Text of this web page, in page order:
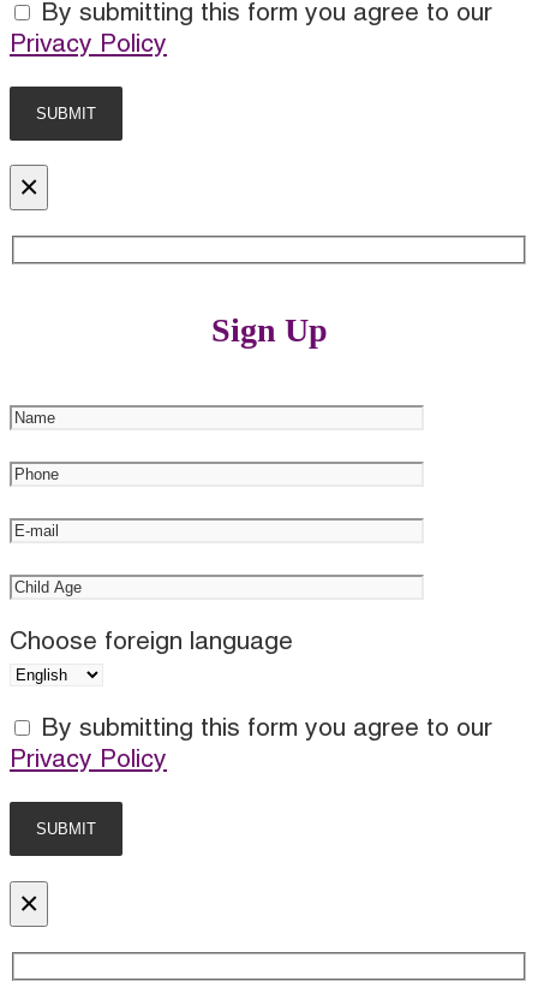
By submitting this form you agree to our
Privacy Policy
×
Sign Up
Choose foreign language
By submitting this form you agree to our
Privacy Policy
×